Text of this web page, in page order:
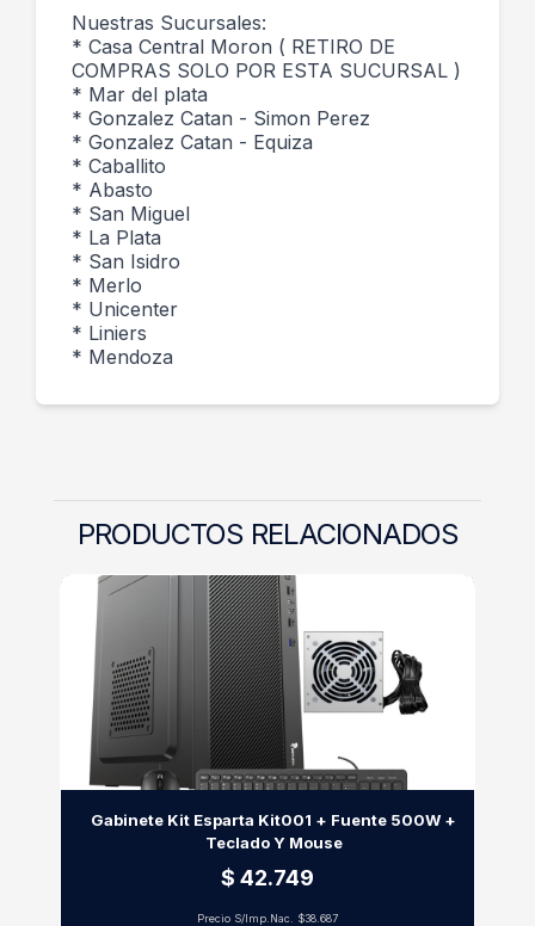
Nuestras Sucursales:
* Casa Central Moron ( RETIRO DE
COMPRAS SOLO POR ESTA SUCURSAL )
* Mar del plata
* Gonzalez Catan - Simon Perez
* Gonzalez Catan - Equiza
* Caballito
* Abasto
* San Miguel
* La Plata
* San Isidro
* Merlo
* Unicenter
* Liniers
* Mendoza
PRODUCTOS RELACIONADOS
Gabinete Kit Esparta Kit001 + Fuente 500W +
Teclado Y Mouse
$ 42.749
Precio S/Imp.Nac. $38.687